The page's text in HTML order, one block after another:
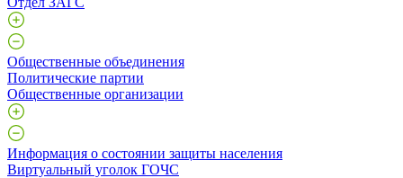
Общественные объединения
Политические партии
Общественные организации
Информация о состоянии защиты населения
Виртуальный уголок ГОЧС